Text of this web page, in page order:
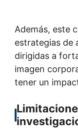
Además, este
estrategias de
dirigidas a
imagen
tener un